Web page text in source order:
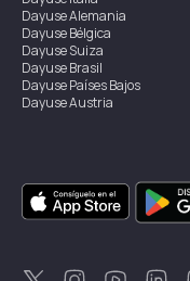
DayuseAlemania
DayuseBélgica
DayuseSuiza
DayuseBrasil
DayusePaíses Bajos
DayuseAustria
DayuseSingapur
DayuseSuecia
DayuseTailandia
DayuseNueva Zelanda